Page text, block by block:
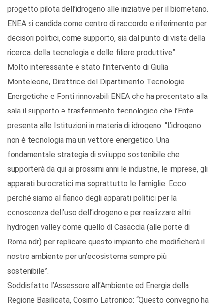
progetto pilota dell’idrogeno alle iniziative per il biometano.
ENEA si candida come centro di raccordo e riferimento per
decisori politici, come supporto, sia dal punto di vista della
ricerca, della tecnologia e delle filiere produttive”.
Molto interessante è stato l’intervento di Giulia
Monteleone, Direttrice del Dipartimento Tecnologie
Energetiche e Fonti rinnovabili ENEA che ha presentato alla
sala il supporto e trasferimento tecnologico che l’Ente
presenta alle Istituzioni in materia di idrogeno: “L’idrogeno
non è tecnologia ma un vettore energetico. Una
fondamentale strategia di sviluppo sostenibile che
supporterà da qui ai prossimi anni le industrie, le imprese, gli
apparati burocratici ma soprattutto le famiglie. Ecco
perché siamo al fianco degli apparati politici per la
conoscenza dell’uso dell’idrogeno e per realizzare altri
hydrogen valley come quello di Casaccia (alle porte di
Roma ndr) per replicare questo impianto che modificherà il
nostro ambiente per un’ecosistema sempre più
sostenibile”.
Soddisfatto l’Assessore all’Ambiente ed Energia della
Regione Basilicata, Cosimo Latronico: “Questo convegno ha